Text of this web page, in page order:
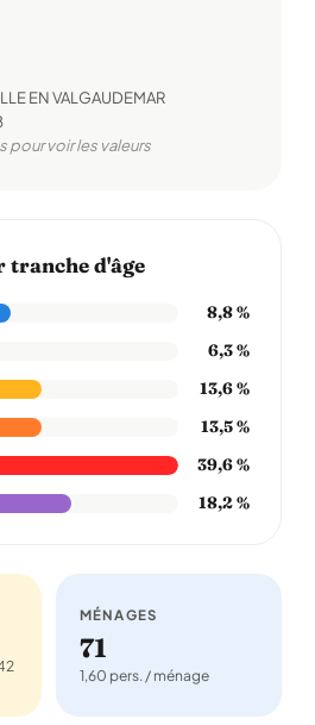
EN VALGAUDEMAR
pour voir les valeurs
d'âge
8,8 %
6,3 %
13,6 %
13,5 %
39,6 %
18,2 %
MÉNAGES
71
1,60 pers. / ménage